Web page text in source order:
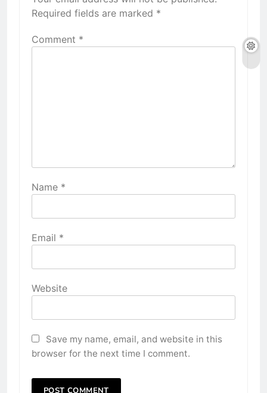
Required fields are marked *
Comment *
Name *
Email *
Website
Save my name, email, and website in this
browser for the next time I comment.